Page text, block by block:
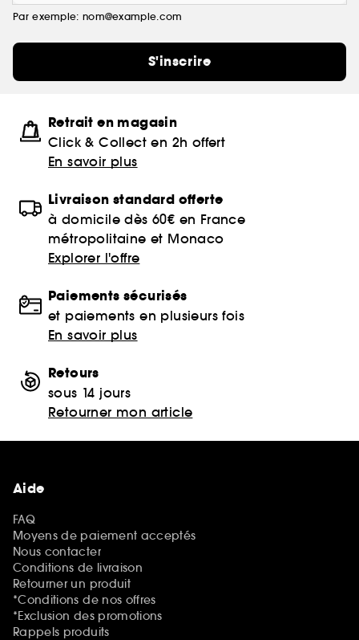
Par exemple: nom@example.com
S'inscrire
Retrait en magasin
Click & Collect en 2h offert
En savoir plus
Livraison standard offerte
à domicile dès 60€ en France
métropolitaine et Monaco
Explorer l'offre
Paiements sécurisés
et paiements en plusieurs fois
En savoir plus
Retours
sous 14 jours
Retourner mon article
Aide
FAQ
Moyens de paiement acceptés
Nous contacter
Conditions de livraison
Retourner un produit
*Conditions de nos offres
*Exclusion des promotions
Rappels produits